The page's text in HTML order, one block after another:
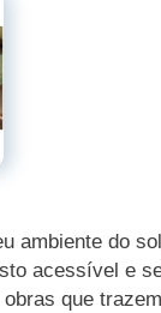
ambiente do
acessível e
que